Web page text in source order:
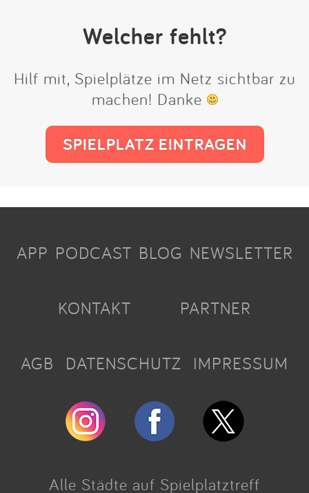
Welcher fehlt?
Hilf mit, Spielplätze im Netz sichtbar zu
machen! Danke
SPIELPLATZ EINTRAGEN
APP PODCAST BLOG NEWSLETTER
KONTAKT PARTNER
AGB DATENSCHUTZ IMPRESSUM
Alle Städte auf Spielplatztreff